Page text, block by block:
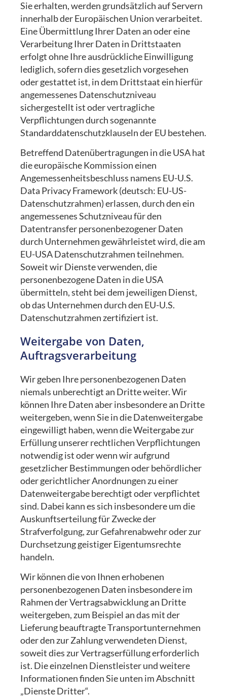
Sie erhalten, werden grundsätzlich auf Servern
innerhalb der Europäischen Union verarbeitet.
Eine Übermittlung Ihrer Daten an oder eine
Verarbeitung Ihrer Daten in Drittstaaten
erfolgt ohne Ihre ausdrückliche Einwilligung
lediglich, sofern dies gesetzlich vorgesehen
oder gestattet ist, in dem Drittstaat ein hierfür
angemessenes Datenschutzniveau
sichergestellt ist oder vertragliche
Verpflichtungen durch sogenannte
Standarddatenschutzklauseln der EU bestehen.
Betreffend Datenübertragungen in die USA hat
die europäische Kommission einen
Angemessenheitsbeschluss namens EU-U.S.
Data Privacy Framework (deutsch: EU-US-
Datenschutzrahmen) erlassen, durch den ein
angemessenes Schutzniveau für den
Datentransfer personenbezogener Daten
durch Unternehmen gewährleistet wird, die am
EU-USA Datenschutzrahmen teilnehmen.
Soweit wir Dienste verwenden, die
personenbezogene Daten in die USA
übermitteln, steht bei dem jeweiligen Dienst,
ob das Unternehmen durch den EU-U.S.
Datenschutzrahmen zertifiziert ist.
Weitergabe von Daten,
Auftragsverarbeitung
Wir geben Ihre personenbezogenen Daten
niemals unberechtigt an Dritte weiter. Wir
können Ihre Daten aber insbesondere an Dritte
weitergeben, wenn Sie in die Datenweitergabe
eingewilligt haben, wenn die Weitergabe zur
Erfüllung unserer rechtlichen Verpflichtungen
notwendig ist oder wenn wir aufgrund
gesetzlicher Bestimmungen oder behördlicher
oder gerichtlicher Anordnungen zu einer
Datenweitergabe berechtigt oder verpflichtet
sind. Dabei kann es sich insbesondere um die
Auskunftserteilung für Zwecke der
Strafverfolgung, zur Gefahrenabwehr oder zur
Durchsetzung geistiger Eigentumsrechte
handeln.
Wir können die von Ihnen erhobenen
personenbezogenen Daten insbesondere im
Rahmen der Vertragsabwicklung an Dritte
weitergeben, zum Beispiel an das mit der
Lieferung beauftragte Transportunternehmen
oder den zur Zahlung verwendeten Dienst,
soweit dies zur Vertragserfüllung erforderlich
ist. Die einzelnen Dienstleister und weitere
Informationen finden Sie unten im Abschnitt
„Dienste Dritter“.